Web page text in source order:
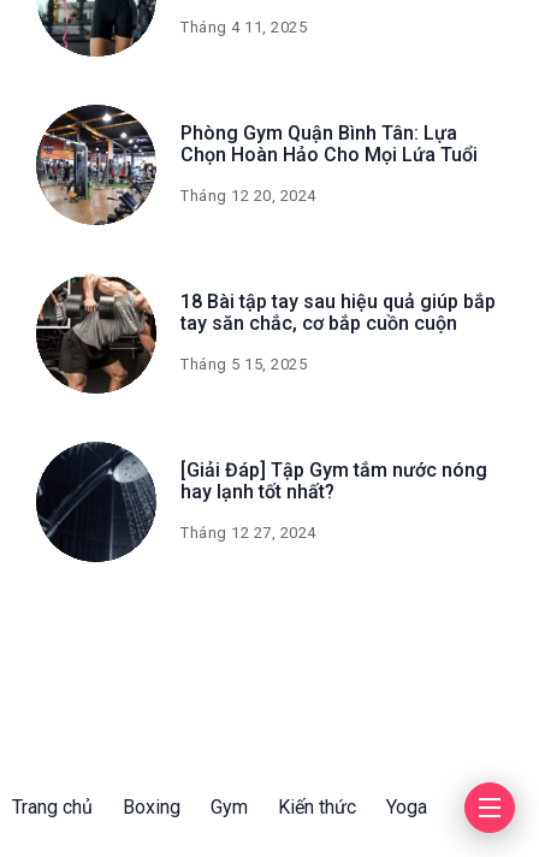
Tháng 4 11, 2025
Phòng Gym Quận Bình Tân: Lựa
Chọn Hoàn Hảo Cho Mọi Lứa Tuổi
Tháng 12 20, 2024
18 Bài tập tay sau hiệu quả giúp bắp
tay săn chắc, cơ bắp cuồn cuộn
Tháng 5 15, 2025
[Giải Đáp] Tập Gym tắm nước nóng
hay lạnh tốt nhất?
Tháng 12 27, 2024
Trang chủ Boxing Gym Kiến thức Yoga